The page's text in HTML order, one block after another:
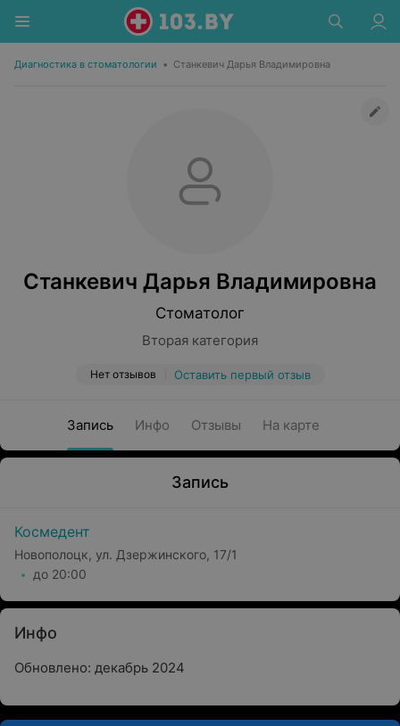
Диагностика в стоматологии • Станкевич Дарья Владимировна
Станкевич Дарья Владимировна
Стоматолог
Вторая категория
Нет отзывов Оставить первый отзыв
Запись Инфо Отзывы На карте
Запись
Космедент
Новополоцк, ул. Дзержинского, 17/1
до 20:00
Инфо
Обновлено: декабрь 2024